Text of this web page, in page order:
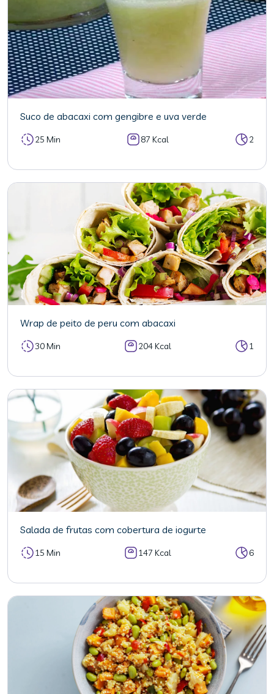
Suco de abacaxi com gengibre e uva verde
25 Min 87 Kcal 2
Wrap de peito de peru com abacaxi
30 Min 204 Kcal 1
Salada de frutas com cobertura de iogurte
15 Min 147 Kcal 6